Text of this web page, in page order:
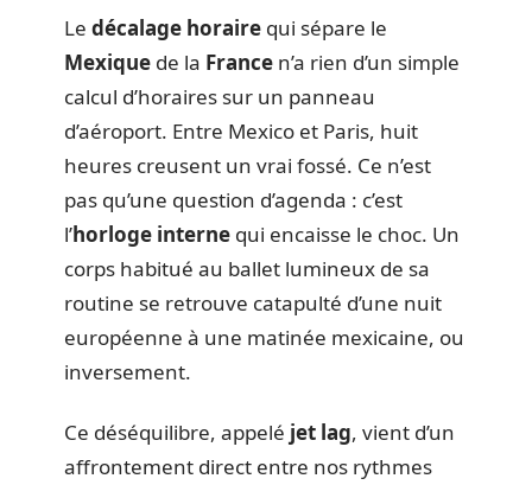
Le décalage horaire qui sépare le
Mexique de la France n’a rien d’un simple
calcul d’horaires sur un panneau
d’aéroport. Entre Mexico et Paris, huit
heures creusent un vrai fossé. Ce n’est
pas qu’une question d’agenda : c’est
l’horloge interne qui encaisse le choc. Un
corps habitué au ballet lumineux de sa
routine se retrouve catapulté d’une nuit
européenne à une matinée mexicaine, ou
inversement.
Ce déséquilibre, appelé jet lag, vient d’un
affrontement direct entre nos rythmes